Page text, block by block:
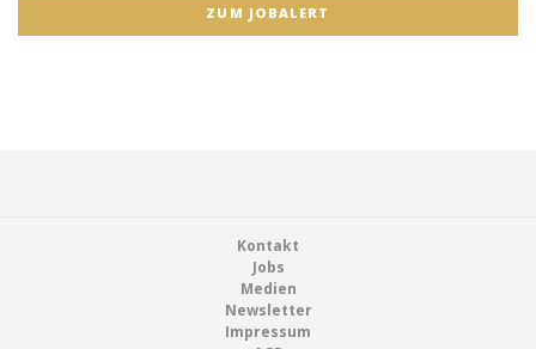
ZUM JOBALERT
Kontakt
Jobs
Medien
Newsletter
Impressum